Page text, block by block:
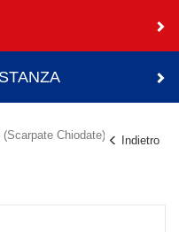
Chiodate) Indietro